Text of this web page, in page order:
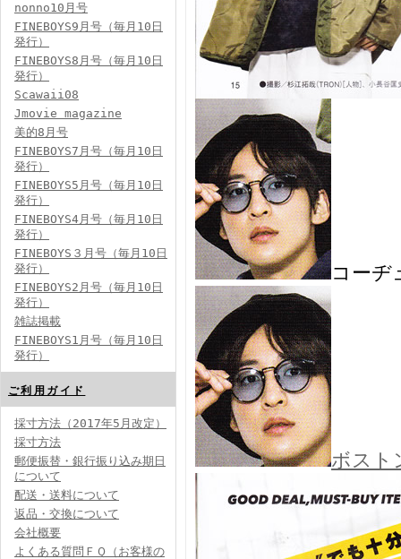
2024分バックナンバー
2023分バックナンバー
2022年分バックナンバー
2019年分バックナンバー
2018年分バックナンバー
2017年分バックナンバー
2016年分バックナンバー
2014年分バックナンバー
nonno10月号
FINEBOYS9月号（毎月10日
発行）
FINEBOYS8月号（毎月10日
発行）
Scawaii08
Jmovie magazine
美的8月号
FINEBOYS7月号（毎月10日
発行）
FINEBOYS5月号（毎月10日
発行）
FINEBOYS4月号（毎月10日
発行）
FINEBOYS３月号（毎月10日
発行）
FINEBOYS2月号（毎月10日
発行）
雑誌掲載
FINEBOYS1月号（毎月10日
発行）
ご利用ガイド
採寸方法（2017年5月改定）
採寸方法
郵便振替・銀行振り込み期日
について
配送・送料について
返品・交換について
会社概要
よくある質問ＦＱ（お客様の
コーヂ
ボスト